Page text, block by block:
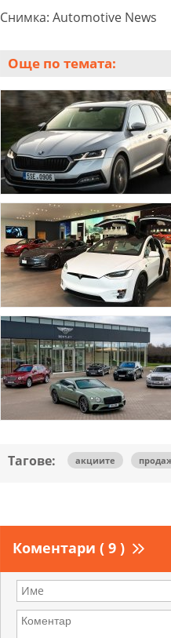
Снимка: Automotive News
Още по темата:
Тагове: акциите
Коментари ( 9 )